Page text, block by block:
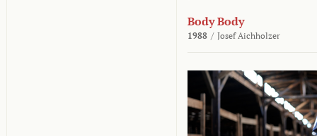
Body Body
1988 / Josef Aichholzer